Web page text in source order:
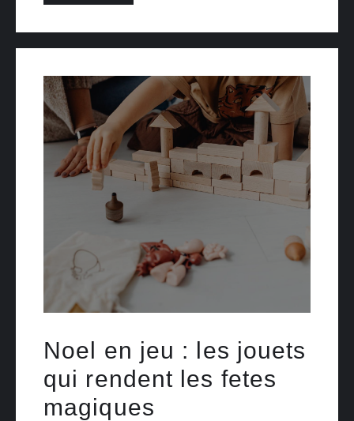
Noel en jeu : les jouets
qui rendent les fetes
magiques